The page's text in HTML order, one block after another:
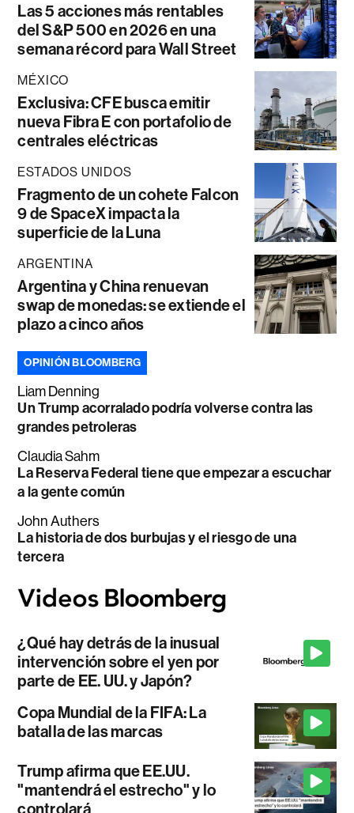
Las 5 acciones más rentables
del S&P 500 en 2026 en una
semana récord para Wall Street
MÉXICO
Exclusiva: CFE busca emitir
nueva Fibra E con portafolio de
centrales eléctricas
ESTADOS UNIDOS
Fragmento de un cohete Falcon
9 de SpaceX impacta la
superficie de la Luna
ARGENTINA
Argentina y China renuevan
swap de monedas: se extiende el
plazo a cinco años
OPINIÓN BLOOMBERG
Liam Denning
Un Trump acorralado podría volverse contra las
grandes petroleras
Claudia Sahm
La Reserva Federal tiene que empezar a escuchar
a la gente común
John Authers
La historia de dos burbujas y el riesgo de una
tercera
¿Qué hay detrás de la inusual
intervención sobre el yen por
parte de EE. UU. y Japón?
Copa Mundial de la FIFA: La
batalla de las marcas
Trump afirma que EE.UU.
"mantendrá el estrecho" y lo